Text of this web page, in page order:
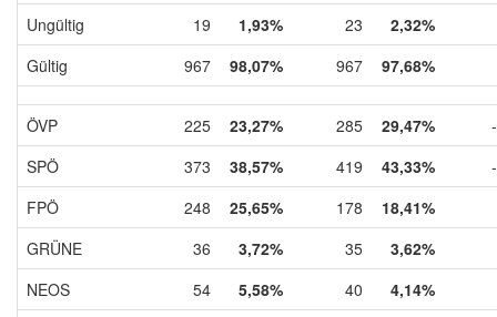
Ungültig
19 1,93% 23
2,32%
Gültig
967 98,07% 967 97,68%
ÖVP 225 23,27% 285 29,47%
SPÖ
373 38,57% 419 43,33%
FPÖ
248 25,65% 178
18,41%
GRÜNE
36 3,72% 35
3,62%
NEOS
54 5,58% 40
4,14%